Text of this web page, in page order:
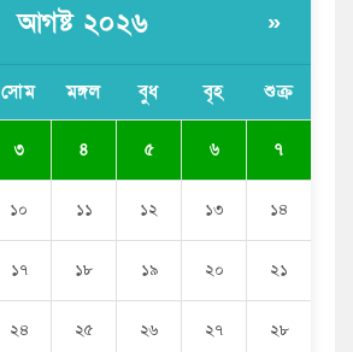
আগষ্ট ২০২৬ »
সোম মঙ্গল বুধ বৃহ শুক্র
৩ ৪ ৫ ৬ ৭
১০ ১১ ১২ ১৩ ১৪
১৭ ১৮ ১৯ ২০ ২১
২৪ ২৫ ২৬ ২৭ ২৮